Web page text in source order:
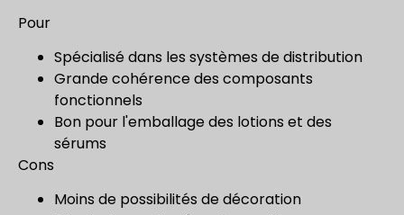
Pour
Spécialisé dans les systèmes de distribution
Grande cohérence des composants
fonctionnels
Bon pour l'emballage des lotions et des
sérums
Cons
Moins de possibilités de décoration